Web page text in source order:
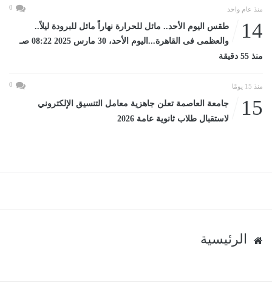
منذ عام واحد 0
14
طقس اليوم الأحد.. مائل للحرارة نهاراً مائل للبرودة ليلاً..
والعظمى فى القاهرة...اليوم الأحد، 30 مارس 2025 08:22 صـ
منذ 55 دقيقة
منذ 15 يومًا 0
15
جامعة العاصمة تعلن جاهزية معامل التنسيق الإلكتروني
لاستقبال طلاب ثانوية عامة 2026
الرئيسية